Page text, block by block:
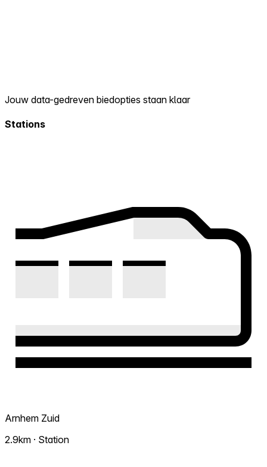
Jouw data-gedreven biedopties staan klaar
Stations
Arnhem Zuid
2.9km · Station